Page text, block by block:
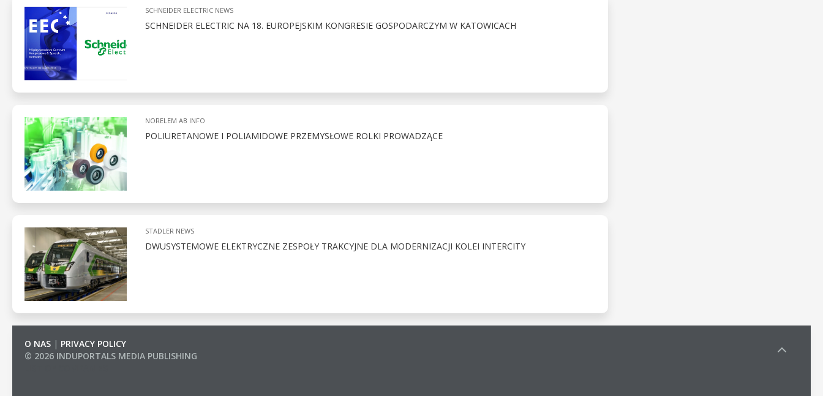
SCHNEIDER ELECTRIC NEWS
SCHNEIDER ELECTRIC NA 18. EUROPEJSKIM KONGRESIE GOSPODARCZYM W KATOWICACH
NORELEM AB INFO
POLIURETANOWE I POLIAMIDOWE PRZEMYSŁOWE ROLKI PROWADZĄCE
STADLER NEWS
DWUSYSTEMOWE ELEKTRYCZNE ZESPOŁY TRAKCYJNE DLA MODERNIZACJI KOLEI INTERCITY
O NAS | PRIVACY POLICY
© 2026 INDUPORTALS MEDIA PUBLISHING